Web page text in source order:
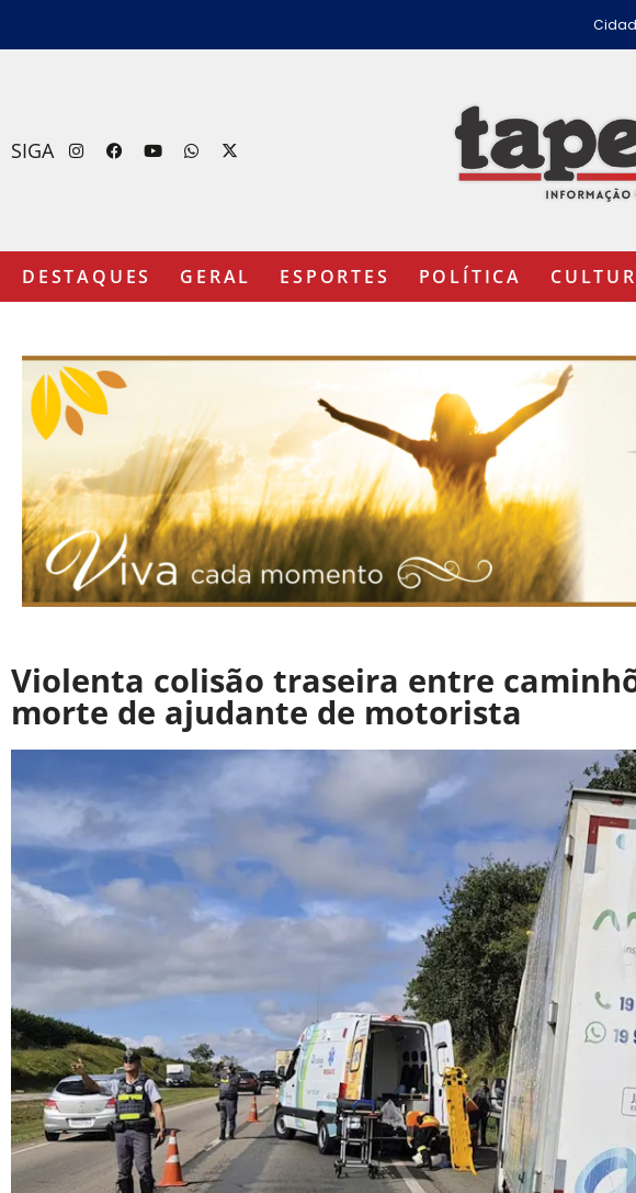
SIGA
DESTAQUES GERAL ESPORTES POLÍTICA
Violenta colisão traseira entre
morte de ajudante de motorista